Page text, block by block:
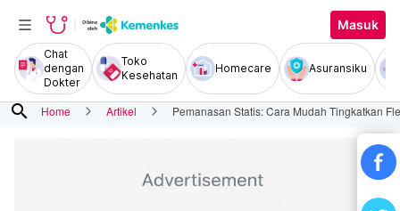
Masuk
Chat
dengan
Dokter
Toko
Kesehatan
Homecare Asuransiku
search Home Artikel Pemanasan Statis: Cara Mudah Tingkatkan